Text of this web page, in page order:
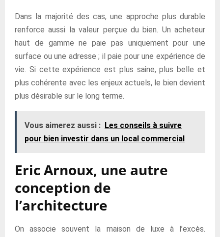
Dans la majorité des cas, une approche plus durable
renforce aussi la valeur perçue du bien. Un acheteur
haut de gamme ne paie pas uniquement pour une
surface ou une adresse ; il paie pour une expérience de
vie. Si cette expérience est plus saine, plus belle et
plus cohérente avec les enjeux actuels, le bien devient
plus désirable sur le long terme.
Vous aimerez aussi : Les conseils à suivre
pour bien investir dans un local commercial
Eric Arnoux, une autre
conception de
l’architecture
On associe souvent la maison de luxe à l’excès.